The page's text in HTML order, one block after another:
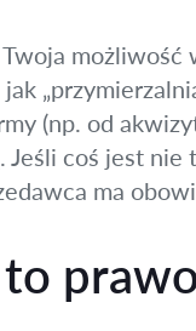
możliwość
(np. od
coś jest
ma